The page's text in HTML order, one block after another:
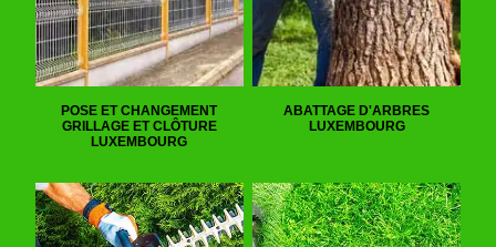
POSE ET CHANGEMENT
GRILLAGE ET CLÔTURE
LUXEMBOURG
ABATTAGE D'ARBRES
LUXEMBOURG